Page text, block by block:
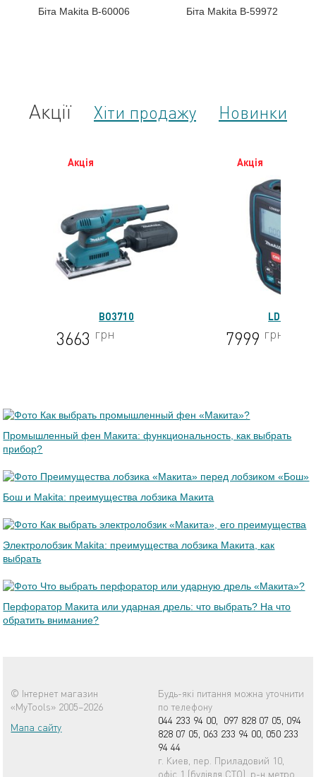
Біта Makita B-60006 Біта Makita B-59972
Акції Хіти продажу Новинки
Акція
BO3710
3663 грн
Акція
LD080P
7999 грн
Промышленный фен Макита: функциональность, как выбрать
прибор?
Бош и Makita: преимущества лобзика Макита
Электролобзик Makita: преимущества лобзика Макита, как
выбрать
Перфоратор Макита или ударная дрель: что выбрать? На что
обратить внимание?
© Інтернет магазин
«MyTools» 2005–2026
Мапа сайту
Будь-які питання можна уточнити
по телефону
044 233 94 00,
097 828 07 05, 094
828 07 05, 063 233 94 00, 050 233
94 44
г. Киев, пер. Приладовий 10,
офіс 1 (будівля СТО), р-н метро